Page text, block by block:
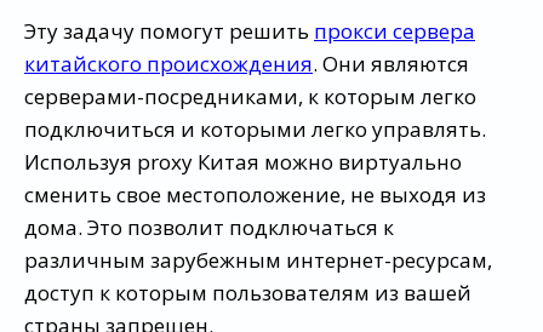
Эту задачу помогут решить прокси сервера
китайского происхождения. Они являются
серверами-посредниками, к которым легко
подключиться и которыми легко управлять.
Используя proxy Китая можно виртуально
сменить свое местоположение, не выходя из
дома. Это позволит подключаться к
различным зарубежным интернет-ресурсам,
доступ к которым пользователям из вашей
страны запрещен.